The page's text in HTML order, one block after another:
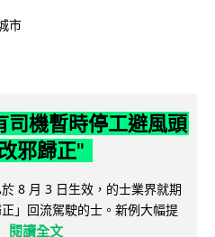
市
司機暫時停工避風頭
邪歸正"
8 月 3 日生效，的士業界就期
」回流駕駛的士。新例大幅提
閱讀全文